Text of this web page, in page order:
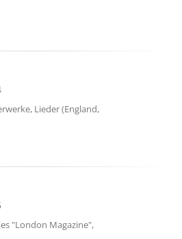
Lieder (England,
"London Magazine",